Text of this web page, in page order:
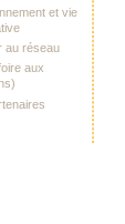
et vie
au réseau
aux